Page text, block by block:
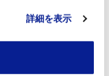
詳細を表示